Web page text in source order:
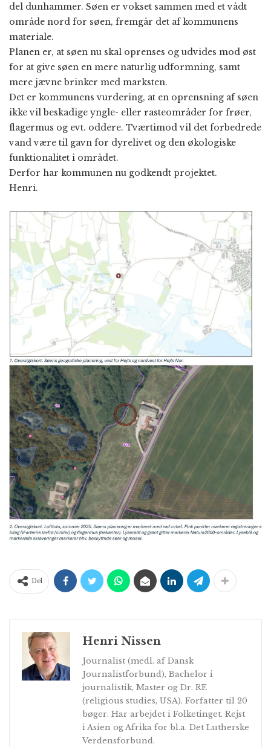
del dunhammer. Søen er vokset sammen med et vådt
område nord for søen, fremgår det af kommunens
materiale.
Planen er, at søen nu skal oprenses og udvides mod øst
for at give søen en mere naturlig udformning, samt
mere jævne brinker med marksten.
Det er kommunens vurdering, at en oprensning af søen
ikke vil beskadige yngle- eller rasteområder for frøer,
flagermus og evt. oddere. Tværtimod vil det forbedrede
vand være til gavn for dyrelivet og den økologiske
funktionalitet i området.
Derfor har kommunen nu godkendt projektet.
Henri.
Del
Henri Nissen
Journalist (medl. af Dansk
Journalistforbund), Bachelor i
journalistik, Master og Dr. RE
(religious studies, USA). Forfatter til 20
bøger. Har arbejdet i Folketinget. Rejst
i Asien og Afrika for bl.a. Det Lutherske
Verdensforbund.